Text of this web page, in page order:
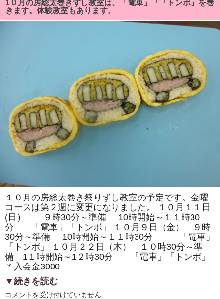
太
巻
き
き
ま
す。
体
験
す。
は
1０月の房総太巻きずし教室は、「電車」「「トンボ」を巻
きます。体験教室もあります。
１０月の房総太巻き祭りずし教室の予定です。金曜
コースは第２週に変更になりました。 １０月１１日
(日） ９時30分～準備 10時開始～１１時30
分 「電車」「トンボ」 １０月９日（金） ９時
30分～準備 10時開始～１１時30分 「電車」
「トンボ」 １０月２２日（木） １０時30分～準
備 1１時開始～1２時30分 「電車」「トンボ」
＊入会金3000
▼続きを読む
1
コメントを受け付けていません